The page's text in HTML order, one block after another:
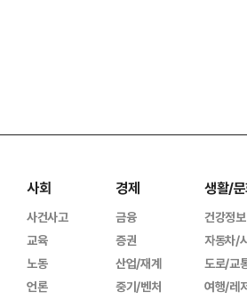
사회
사건사고
교육
노동
언론
경제
금융
증권
산업/재계
중기/벤처
생활/
건강정보
자동차/
도로/교
여행/레